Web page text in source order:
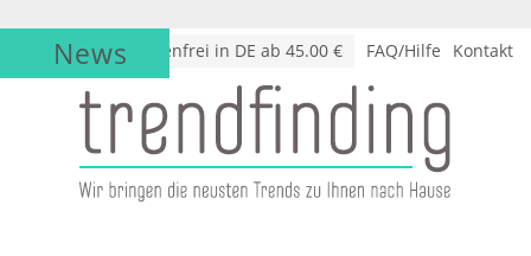
√Versandkostenfrei in DE ab 45.00 € FAQ/Hilfe Kontakt
News